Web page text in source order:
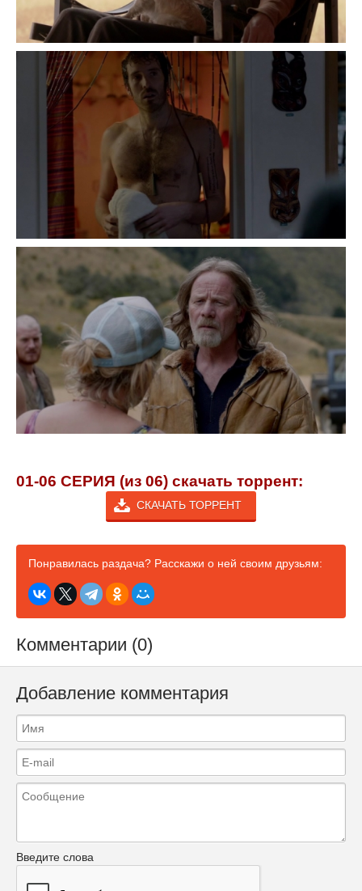
01-06 СЕРИЯ (из 06) скачать торрент:
СКАЧАТЬ ТОРРЕНТ
Понравилась раздача? Расскажи о ней своим друзьям:
Комментарии (0)
Добавление комментария
Введите слова